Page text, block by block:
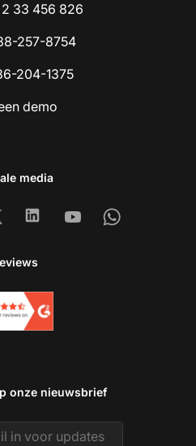
2 33 456 826
257-8754
204-1375
demo
media
LinkedinYoutubeWhatsapp
onze nieuwsbrief